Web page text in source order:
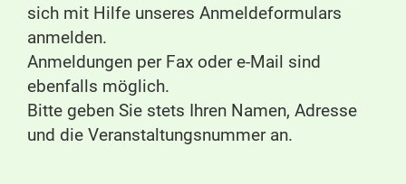
sich mit Hilfe unseres Anmeldeformulars
anmelden.
Anmeldungen per Fax oder e-Mail sind
ebenfalls möglich.
Bitte geben Sie stets Ihren Namen, Adresse
und die Veranstaltungsnummer an.